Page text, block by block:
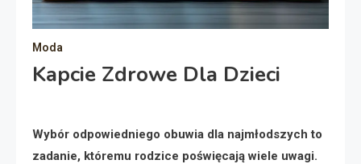
Moda
Kapcie Zdrowe Dla Dzieci
Wybór odpowiedniego obuwia dla najmłodszych to
zadanie, któremu rodzice poświęcają wiele uwagi.